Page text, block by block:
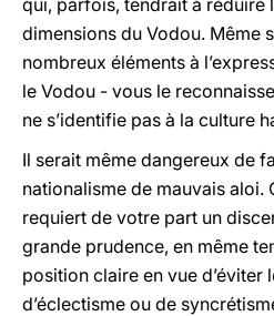
qui, parfois, tendrait à réduire
dimensions du Vodou. Même
nombreux éléments à
le Vodou - vous le
ne s’identifie pas à la culture
Il serait même dangereux de
nationalisme de mauvais aloi.
requiert de votre part un
grande prudence, en même
position claire en vue d’éviter
d’éclectisme ou de